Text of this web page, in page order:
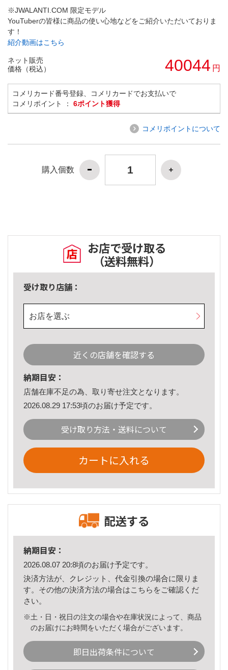
※JWALANTI.COM 限定モデル
YouTuberの皆様に商品の使い心地などをご紹介いただいておりま
す！
紹介動画はこちら
ネット販売
価格（税込）
40044 円
コメリカード番号登録、コメリカードでお支払いで
コメリポイント ： 6ポイント獲得
コメリポイントについて
購入個数
お店で受け取る
（送料無料）
受け取り店舗：
お店を選ぶ
近くの店舗を確認する
納期目安：
店舗在庫不足の為、取り寄せ注文となります。
2026.08.29 17:53頃のお届け予定です。
受け取り方法・送料について
カートに入れる
配送する
納期目安：
2026.08.07 20:8頃のお届け予定です。
決済方法が、クレジット、代金引換の場合に限りま
す。その他の決済方法の場合はこちら をご確認くだ
さい。
※土・日・祝日の注文の場合や在庫状況によって、商品
のお届けにお時間をいただく場合がございます。
即日出荷条件について